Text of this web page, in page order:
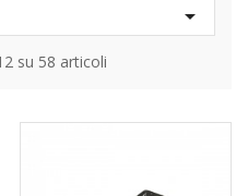

su 58 articoli